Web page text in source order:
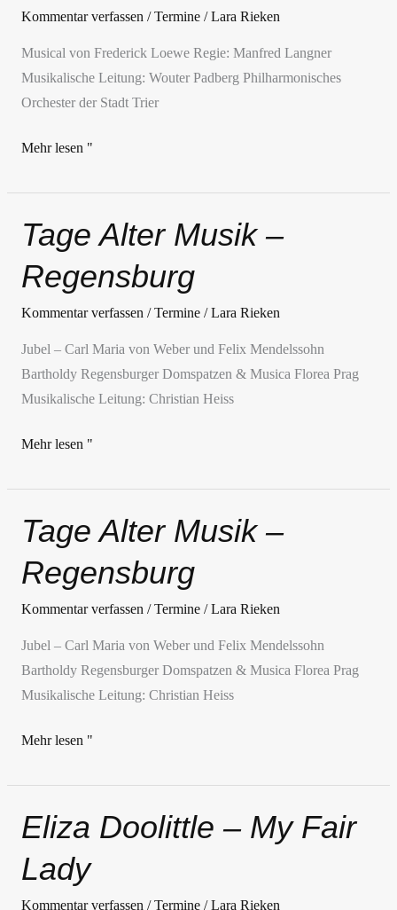
Kommentar verfassen /Termine/Lara Rieken
Musical von Frederick Loewe Regie: Manfred Langner
Musikalische Leitung: Wouter Padberg Philharmonisches
Orchester der Stadt Trier
Lady
Mehr lesen "
Tage Alter Musik –
Regensburg
Kommentar verfassen /Termine/Lara Rieken
Jubel – Carl Maria von Weber und Felix Mendelssohn
Bartholdy Regensburger Domspatzen & Musica Florea Prag
Musikalische Leitung: Christian Heiss
Tage
Alter
Musik
Mehr lesen "
Tage Alter Musik –
Regensburg
Kommentar verfassen /Termine/Lara Rieken
Jubel – Carl Maria von Weber und Felix Mendelssohn
Bartholdy Regensburger Domspatzen & Musica Florea Prag
Musikalische Leitung: Christian Heiss
Tage
Alter
Musik
Mehr lesen "
Eliza Doolittle – My Fair
Lady
Kommentar verfassen /Termine/Lara Rieken
Eliza
Doolittle
–